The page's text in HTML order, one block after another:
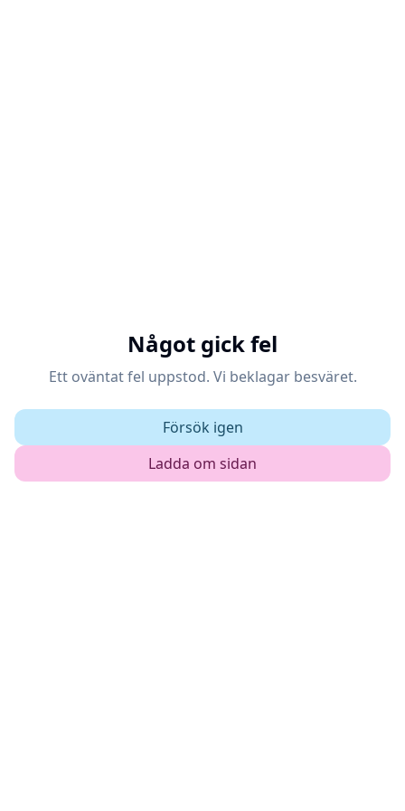
Något gick fel
Ett oväntat fel uppstod. Vi beklagar besväret.
Försök igen
Ladda om sidan